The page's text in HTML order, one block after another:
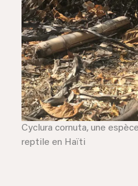
Cyclura cornuta, une
reptile en Haïti